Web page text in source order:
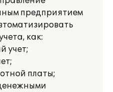
предприятием
как:
учет;
платы;